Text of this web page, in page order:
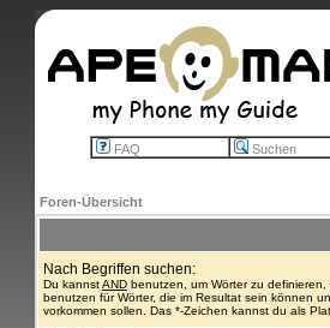
FAQ Suchen
Foren-Übersicht
Nach Begriffen suchen:
Du kannstAND benutzen, um Wörter zu definieren,
benutzen für Wörter, die im Resultat sein können
vorkommen sollen. Das *-Zeichen kannst du als